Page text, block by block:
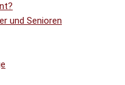
und Senioren